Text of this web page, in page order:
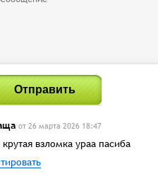
Отправить
от 26 марта 2026 18:47
взломка ураа пасиба